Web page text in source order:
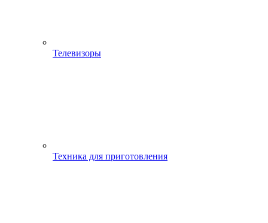
Телевизоры
Техника для приготовления